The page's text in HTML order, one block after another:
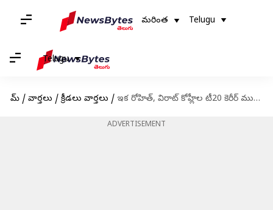
మరింత Telugu
Telugu
హోమ్ / వార్తలు / క్రీడలు వార్తలు / ఇక రోహిత్, విరాట్ కోహ్లీల టీ20 కెరీర్ ముగిసినట్లేనా..?
ADVERTISEMENT